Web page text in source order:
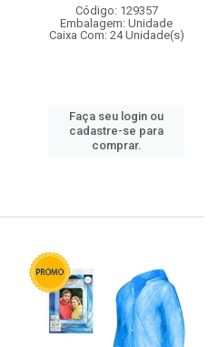
Código: 129357
Embalagem: Unidade
Caixa Com: 24 Unidade(s)
Faça seu login ou
cadastre-se para
comprar.